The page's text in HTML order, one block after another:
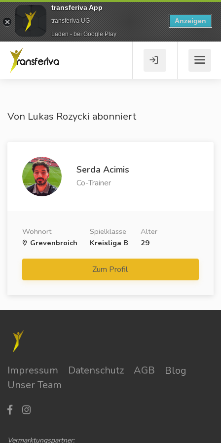
Von Lukas Rozycki abonniert
Serda Acimis
Co-Trainer
Wohnort
Grevenbroich
Spielklasse
Kreisliga B
Alter
29
Zum Profil
Impressum Datenschutz AGB
Blog
Unser Team
Vermarktungspartner:
transferiva App
transferiva UG
Laden - bei Google Play
Anzeigen